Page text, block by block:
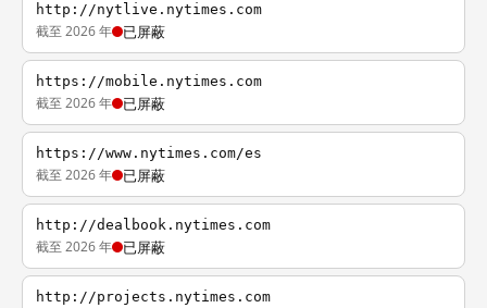
http://nytlive.nytimes.com
截至 2026 年 已屏蔽
https://mobile.nytimes.com
截至 2026 年 已屏蔽
https://www.nytimes.com/es
截至 2026 年 已屏蔽
http://dealbook.nytimes.com
截至 2026 年 已屏蔽
http://projects.nytimes.com